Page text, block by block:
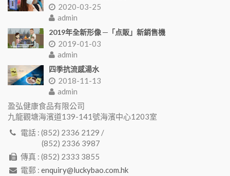
2020-03-25
admin
2019年全新形像 ─「点販」新銷售機
2019-01-03
admin
四季抗流感湯水
2018-11-13
admin
盈弘健康食品有限公司
九龍觀塘海濱道139-141號海濱中心1203室
電話 : (852) 2336 2129 /
(852) 2336 3987
傳真 : (852) 2333 3855
電郵 : enquiry@luckybao.com.hk